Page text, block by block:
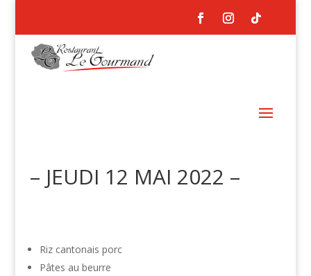
– JEUDI 12 MAI 2022 –
Riz cantonais porc
Pâtes au beurre